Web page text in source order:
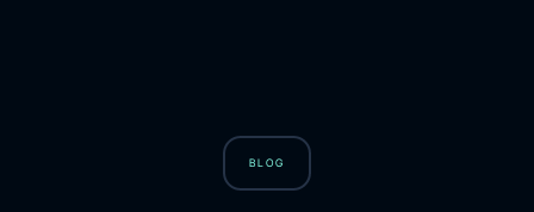
BLOG